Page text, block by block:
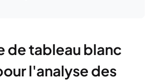
de tableau blanc
l'analyse des